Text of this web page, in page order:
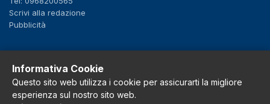
Scrivi alla redazione
Pubblicità
f X IG YT
Informativa Cookie
Questo sito web utilizza i cookie per assicurarti la migliore
esperienza sul nostro sito web.